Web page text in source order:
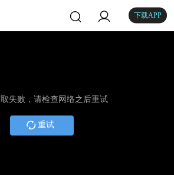
下载APP
失败，请检查网络之后重试
重试